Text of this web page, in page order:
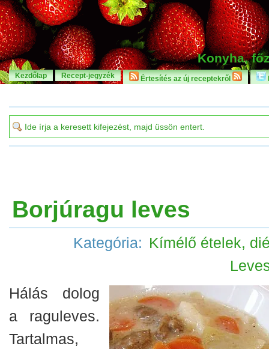
Konyha,
Kezdőlap Recept-jegyzék Értesítés az új receptekről
Borjúragu leves
Kategória: Kímélő ételek,
Hálás dolog
a raguleves.
Tartalmas,